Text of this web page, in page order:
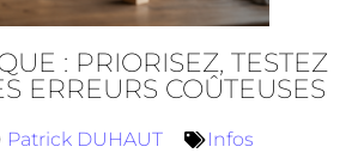
: PRIORISEZ, TESTEZ
ERREURS COÛTEUSES
Patrick DUHAUT
Infos